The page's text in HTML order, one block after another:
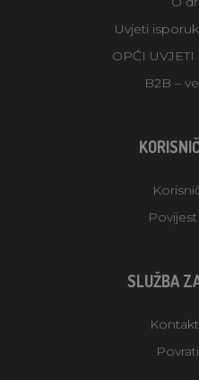
Uvjeti
OPĆI
B2B –
SLUŽBA